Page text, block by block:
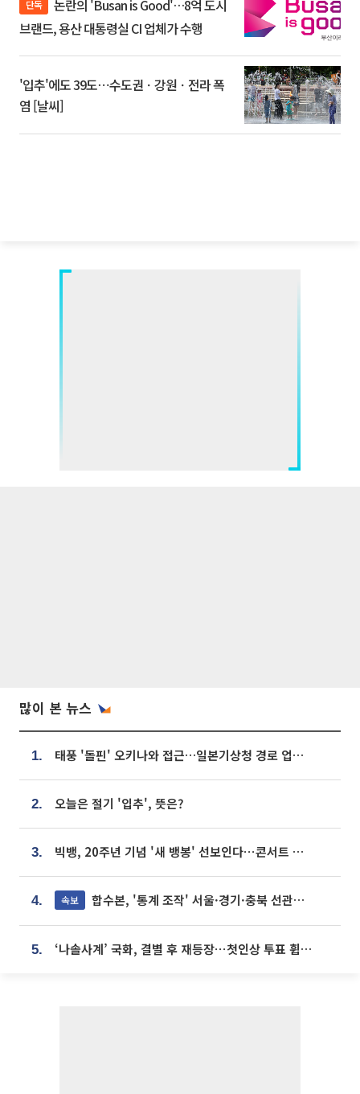
단독
브랜드, 용산 대통령실 CI 업체가 수행
'입추'에도 39도⋯수도권ㆍ강원ㆍ전라 폭
염 [날씨]
많이 본 뉴스
1. 태풍 '돌핀' 오키나와 접근…일본기상청 경로 업데이트
2. 오늘은 절기 '입추', 뜻은?
3. 빅뱅, 20주년 기념 '새 뱅봉' 선보인다⋯콘서트 앞두고 팝업 개최
4. 속보 합수본, '통계 조작' 서울·경기·충북 선관위 등 추가 압수수색
5. ‘나솔사계’ 국화, 결별 후 재등장⋯첫인상 투표 휩쓸고 ‘인기녀’ 등극